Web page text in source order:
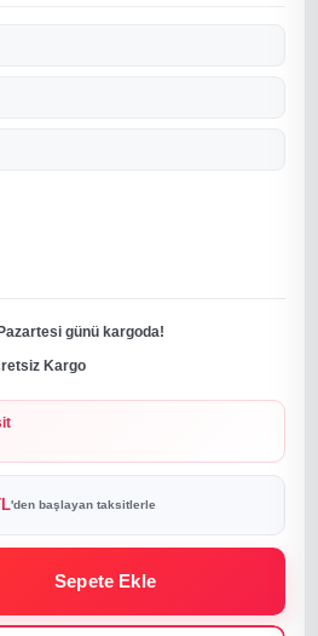
günü kargoda!
Kargo
'den başlayan taksitlerle
Sepete Ekle